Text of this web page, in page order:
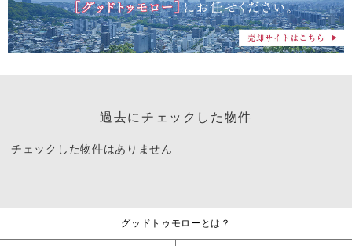
過去にチェックした物件
チェックした物件はありません
グッドトゥモローとは？